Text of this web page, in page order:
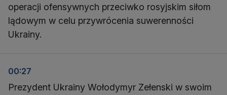
operacji ofensywnych przeciwko rosyjskim siłom
lądowym w celu przywrócenia suwerenności
Ukrainy.
00:27
Prezydent Ukrainy Wołodymyr Zełenski w swoim